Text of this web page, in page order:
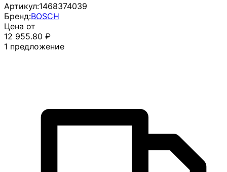
Артикул:1468374039
Бренд:BOSCH
Цена от
12 955.80 ₽
1 предложение